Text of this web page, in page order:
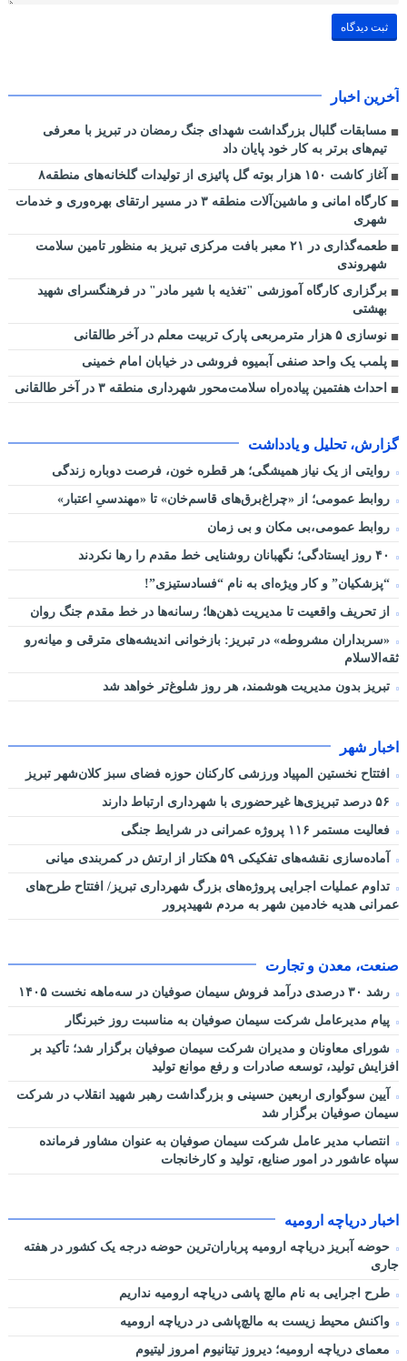
آخرین اخبار
مسابقات گلبال بزرگداشت شهدای جنگ رمضان در تبریز با معرفی
تیم‌های برتر به کار خود پایان داد
آغاز کاشت ۱۵۰ هزار بوته گل پائیزی از تولیدات گلخانه‌های منطقه۸
کارگاه امانی و ماشین‌آلات منطقه ۳ در مسیر ارتقای بهره‌وری و خدمات
شهری
طعمه‌گذاری در ۲۱ معبر بافت مرکزی تبریز به منظور تامین سلامت
شهروندی
برگزاری کارگاه آموزشی "تغذیه با شیر مادر" در فرهنگسرای شهید
بهشتی
نوسازی ۵ هزار مترمربعی پارک تربیت معلم در آخر طالقانی
پلمب یک واحد صنفی آبمیوه فروشی در خیابان امام خمینی
احداث هفتمین پیاده‌راه سلامت‌محور شهرداری منطقه ۳ در آخر طالقانی
گزارش، تحلیل و یادداشت
روایتی از یک نیاز همیشگی؛ هر قطره خون، فرصت دوباره زندگی
روابط عمومی؛ از «چراغ‌برق‌های قاسم‌خان» تا «مهندسیِ اعتبار»
روابط عمومی،بی مکان و بی زمان
“پزشکیان” و کار ویژه‌ای به نام “فسادستیزی”!
از تحریف واقعیت تا مدیریت ذهن‌ها؛ رسانه‌ها در خط مقدم جنگ روان
«سربداران مشروطه» در تبریز: بازخوانی اندیشه‌های مترقی و میانه‌رو
ثقه‌الاسلام
تبریز بدون مدیریت هوشمند، هر روز شلوغ‌تر خواهد شد
اخبار شهر
افتتاح نخستین المپیاد ورزشی کارکنان حوزه فضای سبز کلان‌شهر تبریز
فعالیت مستمر ۱۱۶ پروژه عمرانی در شرایط جنگی
آماده‌سازی نقشه‌های تفکیکی ۵۹ هکتار از ارتش در کمربندی میانی
تداوم عملیات اجرایی پروژه‌های بزرگ شهرداری تبریز/ افتتاح طرح‌های
عمرانی هدیه خادمین شهر به مردم شهیدپرور
صنعت، معدن و تجارت
رشد ۳۰ درصدی درآمد فروش سیمان صوفیان در سه‌ماهه نخست ۱۴۰۵
پیام مدیرعامل شرکت سیمان صوفیان به مناسبت روز خبرنگار
شورای معاونان و مدیران شرکت سیمان صوفیان برگزار شد؛ تأکید بر
افزایش تولید، توسعه صادرات و رفع موانع تولید
آیین سوگواری اربعین حسینی و بزرگداشت رهبر شهید انقلاب در شرکت
سیمان صوفیان برگزار شد
انتصاب مدیر عامل شرکت سیمان صوفیان به عنوان مشاور فرمانده
سپاه عاشور در امور صنایع، تولید و کارخانجات
اخبار دریاچه ارومیه
حوضه آبریز دریاچه ارومیه پرباران‌ترین حوضه‌ درجه یک کشور در هفته
جاری
طرح اجرایی به نام مالچ پاشی دریاچه ارومیه نداریم
واکنش محیط زیست به مالچ‌پاشی در دریاچه ارومیه
معمای دریاچه ارومیه؛ دیروز تیتانیوم امروز لیتیوم